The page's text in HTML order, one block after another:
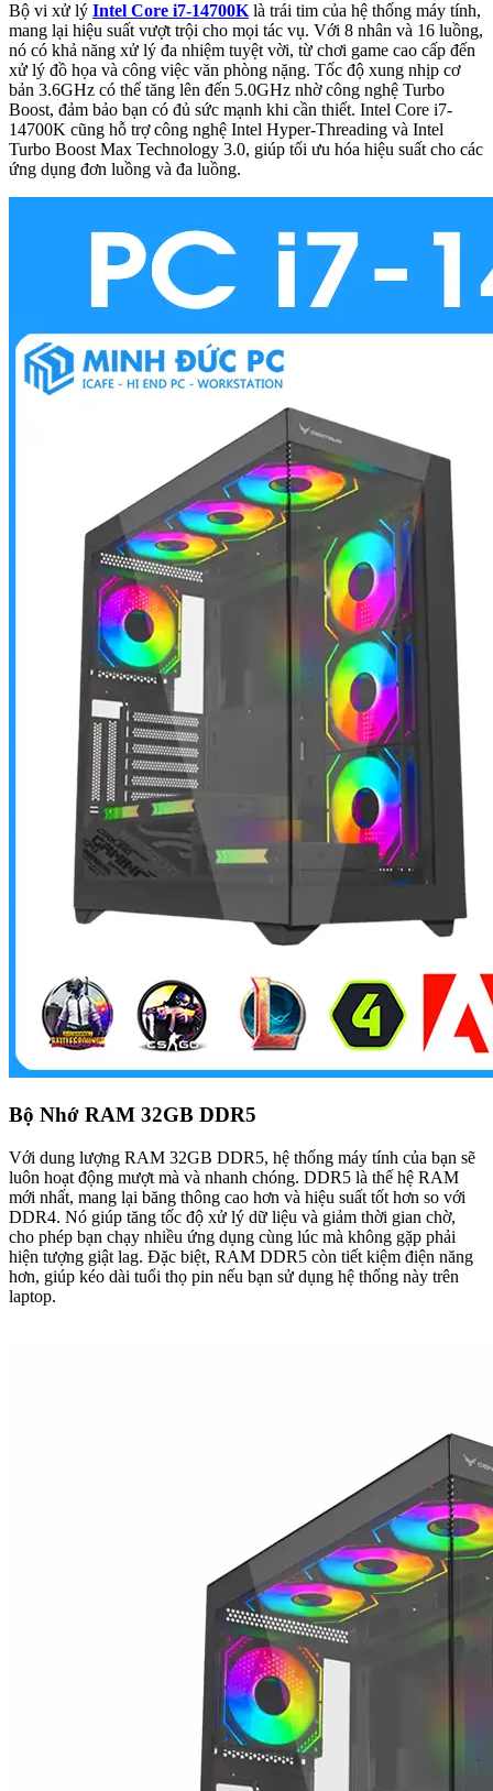
Bộ vi xử lý Intel Core i7-14700K là trái tim của hệ thống máy tính,
mang lại hiệu suất vượt trội cho mọi tác vụ. Với 8 nhân và 16 luồng,
nó có khả năng xử lý đa nhiệm tuyệt vời, từ chơi game cao cấp đến
xử lý đồ họa và công việc văn phòng nặng. Tốc độ xung nhịp cơ
bản 3.6GHz có thể tăng lên đến 5.0GHz nhờ công nghệ Turbo
Boost, đảm bảo bạn có đủ sức mạnh khi cần thiết. Intel Core i7-
14700K cũng hỗ trợ công nghệ Intel Hyper-Threading và Intel
Turbo Boost Max Technology 3.0, giúp tối ưu hóa hiệu suất cho các
ứng dụng đơn luồng và đa luồng.
Bộ Nhớ RAM 32GB DDR5
Với dung lượng RAM 32GB DDR5, hệ thống máy tính của bạn sẽ
luôn hoạt động mượt mà và nhanh chóng. DDR5 là thế hệ RAM
mới nhất, mang lại băng thông cao hơn và hiệu suất tốt hơn so với
DDR4. Nó giúp tăng tốc độ xử lý dữ liệu và giảm thời gian chờ,
cho phép bạn chạy nhiều ứng dụng cùng lúc mà không gặp phải
hiện tượng giật lag. Đặc biệt, RAM DDR5 còn tiết kiệm điện năng
hơn, giúp kéo dài tuổi thọ pin nếu bạn sử dụng hệ thống này trên
laptop.